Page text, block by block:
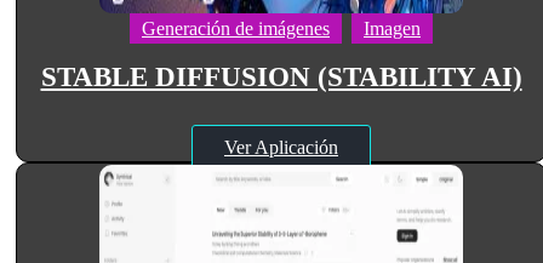
Generación de imágenes Imagen
STABLE DIFFUSION (STABILITY AI)
Ver Aplicación